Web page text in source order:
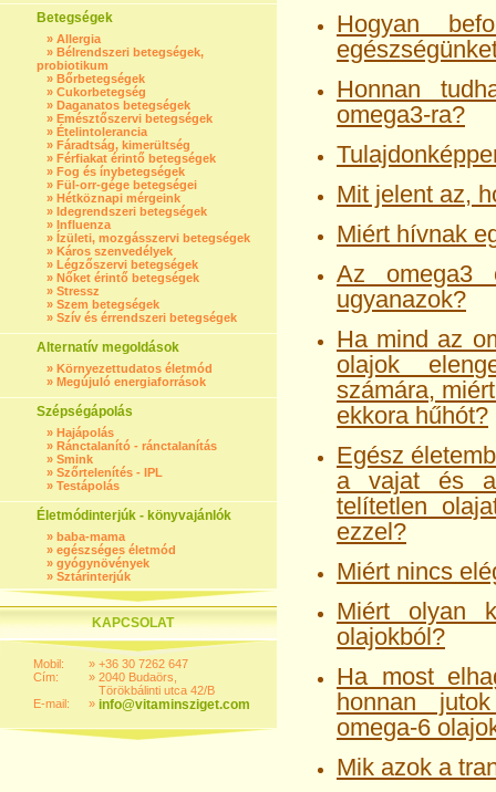
Betegségek
» Allergia
» Bélrendszeri betegségek,
probiotikum
» Bőrbetegségek
» Cukorbetegség
» Daganatos betegségek
» Emésztőszervi betegségek
» Ételintolerancia
» Fáradtság, kimerültség
» Férfiakat érintő betegségek
» Fog és ínybetegségek
» Fül-orr-gége betegségei
» Hétköznapi mérgeink
» Idegrendszeri betegségek
» Influenza
» Ízületi, mozgásszervi betegségek
» Káros szenvedélyek
» Légzőszervi betegségek
» Nőket érintő betegségek
» Stressz
» Szem betegségek
» Szív és érrendszeri betegségek
Alternatív megoldások
» Környezettudatos életmód
» Megújuló energiaforrások
Szépségápolás
» Hajápolás
» Ránctalanító - ránctalanítás
» Smink
» Szőrtelenítés - IPL
» Testápolás
Életmódinterjúk - könyvajánlók
» baba-mama
» egészséges életmód
» gyógynövények
» Sztárinterjúk
KAPCSOLAT
Mobil:
Cím:
E-mail:
»
»
»
+36 30 7262 647
2040 Budaörs,
Törökbálinti utca 42/B
info@vitaminsziget.com
Hogyan
Honnan
omega3-ra?
Mit jelent az,
Miért hívnak
Az omega3
ugyanazok?
Ha mind az
olajok
számára,
ekkora hűhót?
Egész
a vajat és a
telítetlen
ezzel?
Miért nincs
Miért olyan
olajokból?
Ha most
honnan
omega-6
Mik azok a